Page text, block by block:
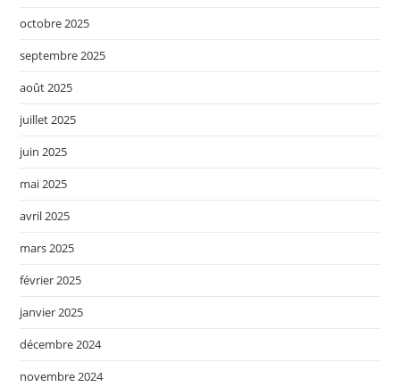
octobre 2025
septembre 2025
août 2025
juillet 2025
juin 2025
mai 2025
avril 2025
mars 2025
février 2025
janvier 2025
décembre 2024
novembre 2024